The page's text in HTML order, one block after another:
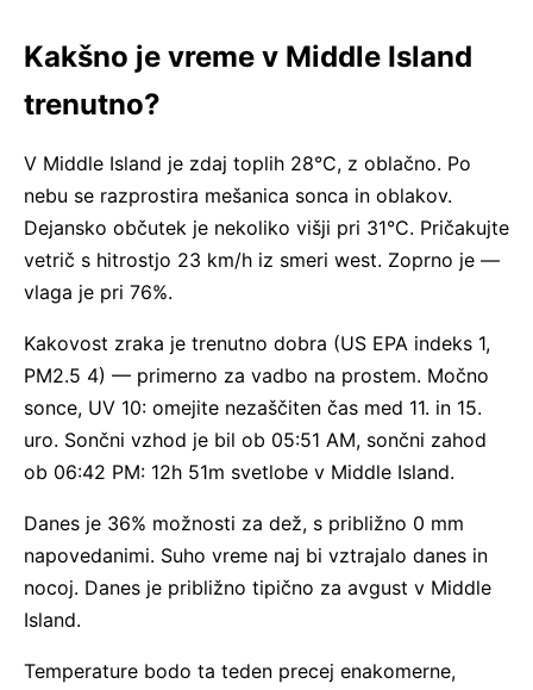
Kakšno je vreme v Middle Island
trenutno?
V Middle Island je zdaj toplih 28°C, z oblačno. Po
nebu se razprostira mešanica sonca in oblakov.
Dejansko občutek je nekoliko višji pri 31°C. Pričakujte
vetrič s hitrostjo 23 km/h iz smeri west. Zoprno je —
vlaga je pri 76%.
Kakovost zraka je trenutno dobra (US EPA indeks 1,
PM2.5 4) — primerno za vadbo na prostem. Močno
sonce, UV 10: omejite nezaščiten čas med 11. in 15.
uro. Sončni vzhod je bil ob 05:51 AM, sončni zahod
ob 06:42 PM: 12h 51m svetlobe v Middle Island.
Danes je 36% možnosti za dež, s približno 0 mm
napovedanimi. Suho vreme naj bi vztrajalo danes in
nocoj. Danes je približno tipično za avgust v Middle
Island.
Temperature bodo ta teden precej enakomerne,